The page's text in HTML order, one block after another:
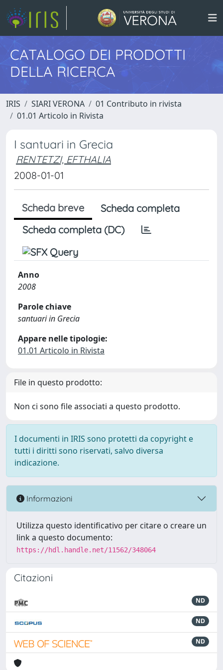
CATALOGO DEI PRODOTTI
DELLA RICERCA
IRIS SIARI VERONA
01 Contributo in rivista
01.01 Articolo in Rivista
I santuari in Grecia
RENTETZI, EFTHALIA
2008-01-01
Scheda breve
Scheda completa
Scheda completa (DC)
Anno
2008
Parole chiave
santuari in Grecia
Appare nelle tipologie:
01.01 Articolo in Rivista
File in questo prodotto:
Non ci sono file associati a questo prodotto.
I documenti in IRIS sono protetti da copyright e
tutti i diritti sono riservati, salvo diversa
indicazione.
Informazioni
Utilizza questo identificativo per citare o creare un
link a questo documento:
https://hdl.handle.net/11562/348064
Citazioni
ND
ND
ND